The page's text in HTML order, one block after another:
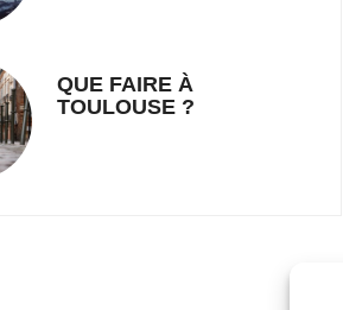
QUE FAIRE À
TOULOUSE ?